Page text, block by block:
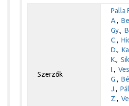
Szerzők
Palla
A.,
Gy.,
C.,
D.,
K.,
I.,
G.,
J.,
Z.,